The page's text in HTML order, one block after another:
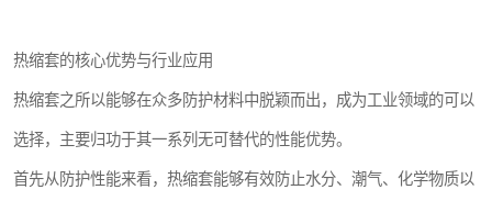
热缩套的核心优势与行业应用
热缩套之所以能够在众多防护材料中脱颖而出，成为工业领域的可以
选择，主要归功于其一系列无可替代的性能优势。
首先从防护性能来看，热缩套能够有效防止水分、潮气、化学物质以